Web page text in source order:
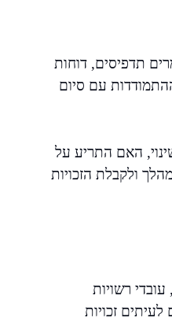
תדפיסים, דוחות
עם סיום
האם התריע על
ולקבלת הזכויות
רשויות
זכויות